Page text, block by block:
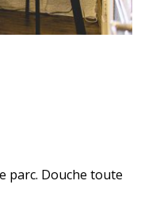
parc. Douche toute